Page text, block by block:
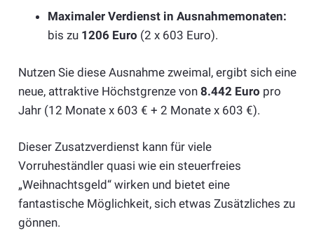
Maximaler Verdienst in Ausnahmemonaten:
bis zu 1206 Euro (2 x 603 Euro).
Nutzen Sie diese Ausnahme zweimal, ergibt sich eine
neue, attraktive Höchstgrenze von 8.442 Euro pro
Jahr (12 Monate x 603 € + 2 Monate x 603 €).
Dieser Zusatzverdienst kann für viele
Vorruheständler quasi wie ein steuerfreies
„Weihnachtsgeld“ wirken und bietet eine
fantastische Möglichkeit, sich etwas Zusätzliches zu
gönnen.